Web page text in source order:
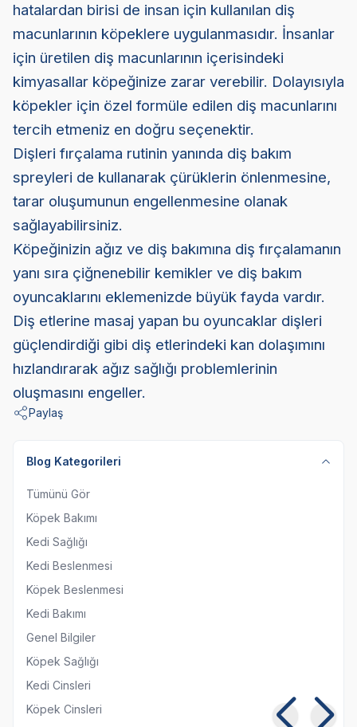
hatalardan birisi de insan için kullanılan diş
macunlarının köpeklere uygulanmasıdır. İnsanlar
için üretilen diş macunlarının içerisindeki
kimyasallar köpeğinize zarar verebilir. Dolayısıyla
köpekler için özel formüle edilen diş macunlarını
tercih etmeniz en doğru seçenektir.
Dişleri fırçalama rutinin yanında diş bakım
spreyleri de kullanarak çürüklerin önlenmesine,
tarar oluşumunun engellenmesine olanak
sağlayabilirsiniz.
Köpeğinizin ağız ve diş bakımına diş fırçalamanın
yanı sıra çiğnenebilir kemikler ve diş bakım
oyuncaklarını eklemenizde büyük fayda vardır.
Diş etlerine masaj yapan bu oyuncaklar dişleri
güçlendirdiği gibi diş etlerindeki kan dolaşımını
hızlandırarak ağız sağlığı problemlerinin
oluşmasını engeller.
Paylaş
Blog Kategorileri
Tümünü Gör
Köpek Bakımı
Kedi Sağlığı
Kedi Beslenmesi
Köpek Beslenmesi
Kedi Bakımı
Genel Bilgiler
Köpek Sağlığı
Kedi Cinsleri
Köpek Cinsleri